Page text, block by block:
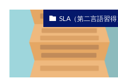
SLA（第二言語習得